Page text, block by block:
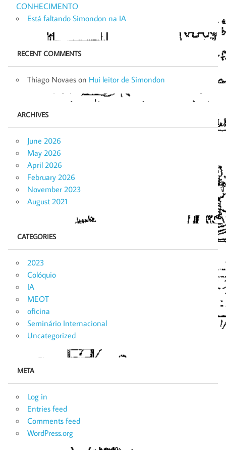
CONHECIMENTO
Está faltando Simondon na IA
RECENT COMMENTS
Thiago Novaes on Hui leitor de Simondon
ARCHIVES
June 2026
May 2026
April 2026
February 2026
November 2023
August 2021
CATEGORIES
2023
Colóquio
IA
MEOT
oficina
Seminário Internacional
Uncategorized
META
Log in
Entries feed
Comments feed
WordPress.org